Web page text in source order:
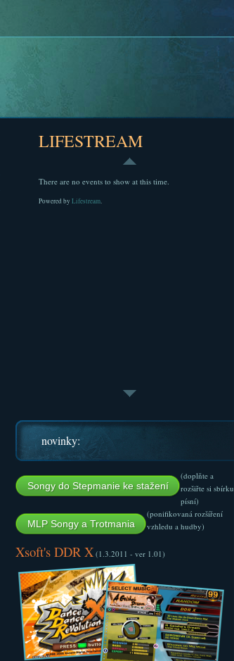
LIFESTREAM
There are no events to show at this time.
Powered by Lifestream.
novinky:
Songy do Stepmanie ke stažení
(doplňte a
rozšiřte si sbírku
písní)
MLP Songy a Trotmania
(ponifikovaná rozšíření
vzhledu a hudby)
Xsoft's DDR X(1.3.2011 - ver 1.01)